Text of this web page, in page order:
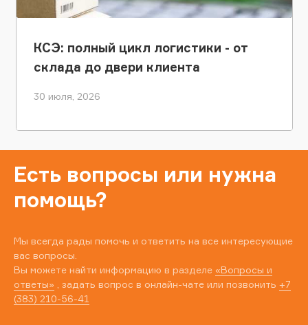
КСЭ: полный цикл логистики - от
склада до двери клиента
30 июля, 2026
Есть вопросы или нужна
помощь?
Мы всегда рады помочь и ответить на все интересующие
вас вопросы.
Вы можете найти информацию в разделе «Вопросы и
ответы» , задать вопрос в онлайн-чате или позвонить +7
(383) 210-56-41